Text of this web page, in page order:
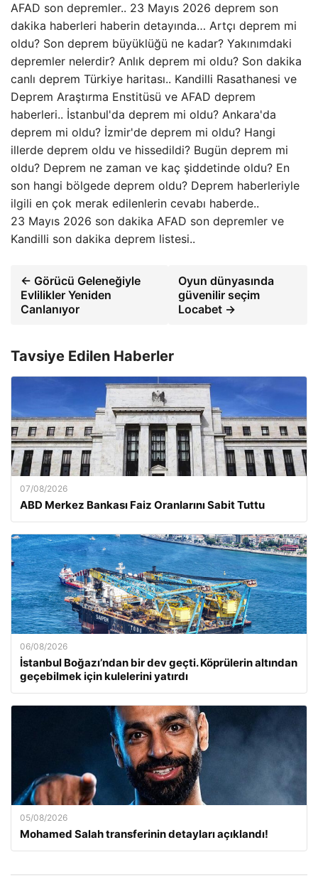
AFAD son depremler.. 23 Mayıs 2026 deprem son
dakika haberleri haberin detayında… Artçı deprem mi
oldu? Son deprem büyüklüğü ne kadar? Yakınımdaki
depremler nelerdir? Anlık deprem mi oldu? Son dakika
canlı deprem Türkiye haritası.. Kandilli Rasathanesi ve
Deprem Araştırma Enstitüsü ve AFAD deprem
haberleri.. İstanbul'da deprem mi oldu? Ankara'da
deprem mi oldu? İzmir'de deprem mi oldu? Hangi
illerde deprem oldu ve hissedildi? Bugün deprem mi
oldu? Deprem ne zaman ve kaç şiddetinde oldu? En
son hangi bölgede deprem oldu? Deprem haberleriyle
ilgili en çok merak edilenlerin cevabı haberde..
23 Mayıs 2026 son dakika AFAD son depremler ve
Kandilli son dakika deprem listesi..
← Görücü Geleneğiyle
Evlilikler Yeniden
Canlanıyor
Oyun dünyasında
güvenilir seçim
Locabet →
Tavsiye Edilen Haberler
07/08/2026
ABD Merkez Bankası Faiz Oranlarını Sabit Tuttu
06/08/2026
İstanbul Boğazı’ndan bir dev geçti. Köprülerin altından
geçebilmek için kulelerini yatırdı
05/08/2026
Mohamed Salah transferinin detayları açıklandı!